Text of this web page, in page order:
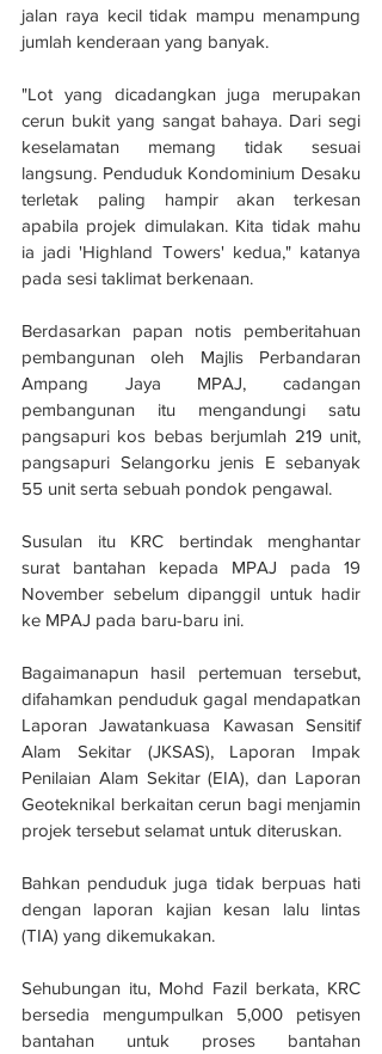
jalan raya kecil tidak mampu menampung
jumlah kenderaan yang banyak.
"Lot yang dicadangkan juga merupakan
cerun bukit yang sangat bahaya. Dari segi
keselamatan memang tidak sesuai
langsung. Penduduk Kondominium Desaku
terletak paling hampir akan terkesan
apabila projek dimulakan. Kita tidak mahu
ia jadi 'Highland Towers' kedua," katanya
pada sesi taklimat berkenaan.
Berdasarkan papan notis pemberitahuan
pembangunan oleh Majlis Perbandaran
Ampang Jaya MPAJ, cadangan
pembangunan itu mengandungi satu
pangsapuri kos bebas berjumlah 219 unit,
pangsapuri Selangorku jenis E sebanyak
55 unit serta sebuah pondok pengawal.
Susulan itu KRC bertindak menghantar
surat bantahan kepada MPAJ pada 19
November sebelum dipanggil untuk hadir
ke MPAJ pada baru-baru ini.
Bagaimanapun hasil pertemuan tersebut,
difahamkan penduduk gagal mendapatkan
Laporan Jawatankuasa Kawasan Sensitif
Alam Sekitar (JKSAS), Laporan Impak
Penilaian Alam Sekitar (EIA), dan Laporan
Geoteknikal berkaitan cerun bagi menjamin
projek tersebut selamat untuk diteruskan.
Bahkan penduduk juga tidak berpuas hati
dengan laporan kajian kesan lalu lintas
(TIA) yang dikemukakan.
Sehubungan itu, Mohd Fazil berkata, KRC
bersedia mengumpulkan 5,000 petisyen
bantahan untuk proses bantahan